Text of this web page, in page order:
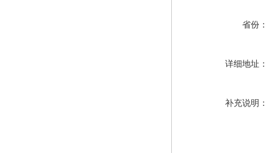
省份：
详细地址：
补充说明：